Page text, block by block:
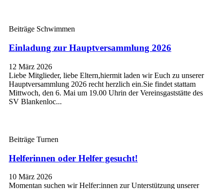
Beiträge Schwimmen
Einladung zur Hauptversammlung 2026
12 März 2026
Liebe Mitglieder, liebe Eltern,hiermit laden wir Euch zu unserer
Hauptversammlung 2026 recht herzlich ein.Sie findet stattam
Mittwoch, den 6. Mai um 19.00 Uhrin der Vereinsgaststätte des
SV Blankenloc...
Beiträge Turnen
Helferinnen oder Helfer gesucht!
10 März 2026
Momentan suchen wir Helfer:innen zur Unterstützung unserer